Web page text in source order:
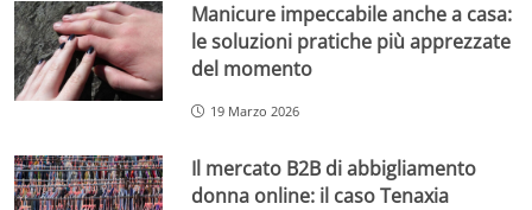
Manicure impeccabile anche a casa:
le soluzioni pratiche più apprezzate
del momento
19 Marzo 2026
Il mercato B2B di abbigliamento
donna online: il caso Tenaxia